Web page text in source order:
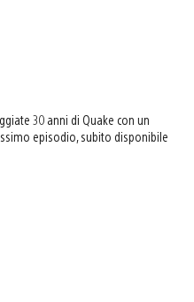
30 anni di Quake con un
episodio, subito disponibile